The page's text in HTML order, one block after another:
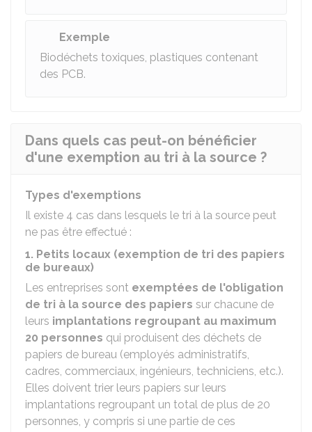
Exemple
Biodéchets toxiques, plastiques contenant
des PCB.
Dans quels cas peut-on bénéficier
d'une exemption au tri à la source ?
Types d'exemptions
Il existe 4 cas dans lesquels le tri à la source peut
ne pas être effectué :
1. Petits locaux (exemption de tri des papiers
de bureaux)
Les entreprises sont exemptées de l'obligation
de tri à la source des papiers sur chacune de
leurs implantations regroupant au maximum
20 personnes qui produisent des déchets de
papiers de bureau (employés administratifs,
cadres, commerciaux, ingénieurs, techniciens, etc.).
Elles doivent trier leurs papiers sur leurs
implantations regroupant un total de plus de 20
personnes, y compris si une partie de ces